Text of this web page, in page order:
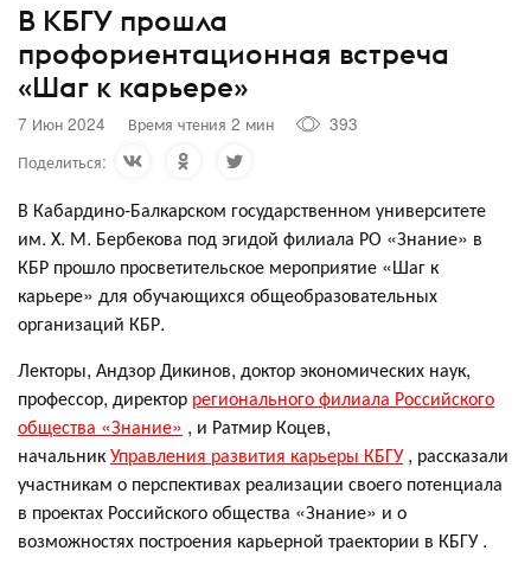
В КБГУ прошла
профориентационная встреча
«Шаг к карьере»
7 Июн 2024 Время чтения 2 мин
393
Поделиться:
В Кабардино-Балкарском государственном университете
им. Х. М. Бербекова под эгидой филиала РО «Знание» в
КБР прошло просветительское мероприятие «Шаг к
карьере» для обучающихся общеобразовательных
организаций КБР.
Лекторы, Андзор Дикинов, доктор экономических наук,
профессор, директор регионального филиала Российского
общества «Знание» , и Ратмир Коцев,
начальникУправления развития карьеры КБГУ, рассказали
участникам о перспективах реализации своего потенциала
в проектах Российского общества «Знание» и о
возможностях построения карьерной траектории в КБГУ .